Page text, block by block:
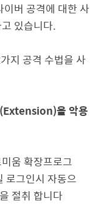
버 공격에 대한 사
있습니다.
지 공격 수법을 사
을 악용
움 확장프로그
로그인시 자동으
절취 합니다